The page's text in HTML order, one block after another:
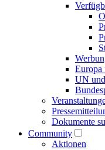
Europa
UN
Dokumente
Community
Aktionen